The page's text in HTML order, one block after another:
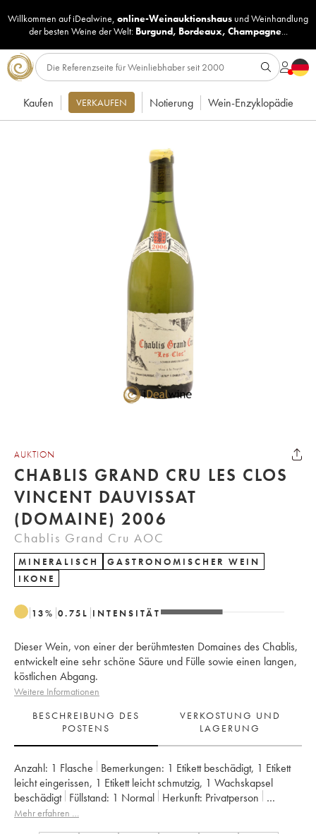
Willkommen auf iDealwine, online-Weinauktionshaus undWeinhandlung
der besten Weine der Welt: Burgund, Bordeaux, Champagne...
Kaufen VERKAUFEN Notierung Wein-Enzyklopädie
AUKTION
CHABLIS GRAND CRU LES CLOS
VINCENT DAUVISSAT
(DOMAINE) 2006
Chablis Grand Cru AOC
MINERALISCH
GASTRONOMISCHER WEIN
IKONE
13% 0.75 L INTENSITÄT
Dieser Wein, von einer der berühmtesten Domaines des Chablis,
entwickelt eine sehr schöne Säure und Fülle sowie einen langen,
köstlichen Abgang.
Weitere Informationen
BESCHREIBUNG DES
POSTENS
VERKOSTUNG UND
LAGERUNG
Anzahl: 1 Flasche Bemerkungen: 1 Etikett beschädigt, 1 Etikett
leicht eingerissen, 1 Etikett leicht schmutzig, 1 Wachskapsel
beschädigt Füllstand: 1 Normal Herkunft:
privatperson
Mwst. erstattbar:
Mehr erfahren …